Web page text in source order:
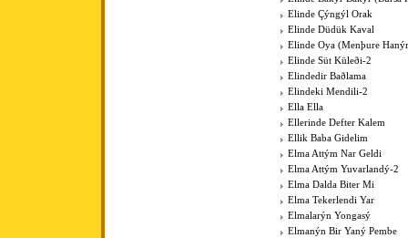
Elinde Çýngýl Orak
Elinde Düdük Kaval
Elinde Oya (Menþure
Elinde Süt Küleði-2
Elindedir Baðlama
Elindeki Mendili-2
Ella Ella
Ellerinde Defter Kalem
Ellik Baba Gidelim
Elma Attým Nar Geldi
Elma Attým Yuvarlandý-2
Elma Dalda Biter Mi
Elma Tekerlendi Yar
Elmalarýn Yongasý
Elmanýn Bir Yaný Pembe